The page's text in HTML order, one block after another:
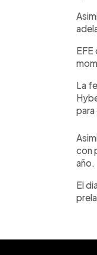
La
para
con
año.
El